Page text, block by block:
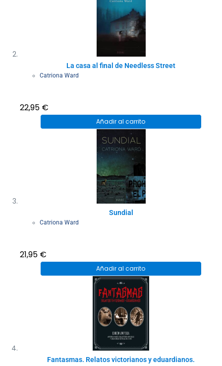
La casa al final de Needless Street
Catriona Ward
22,95 €
Añadir al carrito
Sundial
Catriona Ward
21,95 €
Añadir al carrito
Fantasmas. Relatos victorianos y eduardianos.